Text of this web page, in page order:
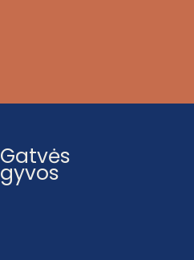
Gatvės
gyvos